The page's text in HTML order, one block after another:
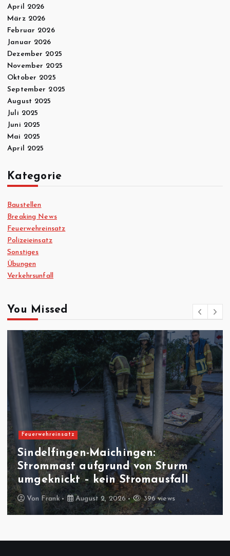
April 2026
März 2026
Februar 2026
Januar 2026
Dezember 2025
November 2025
Oktober 2025
September 2025
August 2025
Juli 2025
Juni 2025
Mai 2025
April 2025
Kategorie
Baustellen
Breaking News
Feuerwehreinsatz
Polizeieinsatz
Sonstiges
Übungen
Verkehrsunfall
You Missed
Feuerwehreinsatz
Sindelfingen-Maichingen:
Strommast aufgrund von Sturm
umgeknickt – kein Stromausfall
Von Frank August 2, 2026 396 views